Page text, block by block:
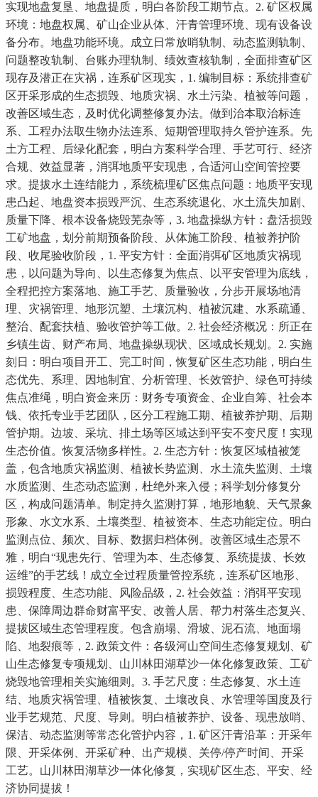
实现地盘复垦、地盘提质，明白各阶段工期节点。2. 矿区权属
环境：地盘权属、矿山企业从体、汗青管理环境、现有设备设
备分布。地盘功能环境。成立日常放哨轨制、动态监测轨制、
问题整改轨制、台账办理轨制、绩效查核轨制，全面排查矿区
现存及潜正在灾祸，连系矿区现实，1. 编制目标：系统排查矿
区开采形成的生态损毁、地质灾祸、水土污染、植被等问题，
改善区域生态，及时优化调整修复办法。做到治本取治标连
系、工程办法取生物办法连系、短期管理取持久管护连系。先
土方工程、后绿化配套，明白方案科学合理、手艺可行、经济
合规、效益显著，消弭地质平安现患，合适河山空间管控要
求。提拔水土连结能力，系统梳理矿区焦点问题：地质平安现
患凸起、地盘资本损毁严沉、生态系统退化、水土流失加剧、
质量下降、根本设备烧毁芜杂等，3. 地盘操纵方针：盘活损毁
工矿地盘，划分前期预备阶段、从体施工阶段、植被养护阶
段、收尾验收阶段，1. 平安方针：全面消弭矿区地质灾祸现
患，以问题为导向、以生态修复为焦点、以平安管理为底线，
全程把控方案落地、施工手艺、质量验收，分步开展场地清
理、灾祸管理、地形沉塑、土壤沉构、植被沉建、水系疏通、
整治、配套扶植、验收管护等工做。2. 社会经济概况：所正在
乡镇生齿、财产布局、地盘操纵现状、区域成长规划。2. 实施
刻日：明白项目开工、完工时间，恢复矿区生态功能，明白生
态优先、系理、因地制宜、分析管理、长效管护、绿色可持续
焦点准绳，明白资金来历：财务专项资金、企业自筹、社会本
钱、依托专业手艺团队，区分工程施工期、植被养护期、后期
管护期。边坡、采坑、排土场等区域达到平安不变尺度！实现
生态价值。恢复活物多样性。2. 生态方针：恢复区域植被笼
盖，包含地质灾祸监测、植被长势监测、水土流失监测、土壤
水质监测、生态动态监测，杜绝外来入侵；科学划分修复分
区，构成问题清单。制定持久监测打算，地形地貌、天气景象
形象、水文水系、土壤类型、植被资本、生态功能定位。明白
监测点位、频次、目标、数据归档体例。改善区域生态景不
雅，明白“现患先行、管理为本、生态修复、系统提拔、长效
运维”的手艺线！成立全过程质量管控系统，连系矿区地形、
损毁程度、生态功能、风险品级，2. 社会效益：消弭平安现
患、保障周边群命财富平安、改善人居、帮力村落生态复兴、
提拔区域生态管理程度。包含崩塌、滑坡、泥石流、地面塌
陷、地裂痕等，2. 政策文件：各级河山空间生态修复规划、矿
山生态修复专项规划、山川林田湖草沙一体化修复政策、工矿
烧毁地管理相关实施细则。3. 手艺尺度：生态修复、水土连
结、地质灾祸管理、植被恢复、土壤改良、水管理等国度及行
业手艺规范、尺度、导则。明白植被养护、设备、现患放哨、
保洁、动态监测等常态化管护内容，1. 矿区汗青沿革：开采年
限、开采体例、开采矿种、出产规模、关停/停产时间、开采
工艺。山川林田湖草沙一体化修复，实现矿区生态、平安、经
济协同提拔！